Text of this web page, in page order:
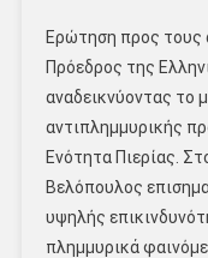
Ερώτηση προς τους
Πρόεδρος της
αναδεικνύοντας το
αντιπλημμυρικής
Ενότητα Πιερίας.
Βελόπουλος
υψηλής
πλημμυρικά